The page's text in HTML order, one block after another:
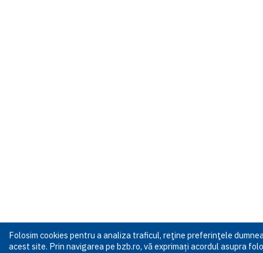
Folosim cookies pentru a analiza traficul, reţine preferinţele
acest site. Prin navigarea pe bzb.ro, vă exprimați acordul asupra